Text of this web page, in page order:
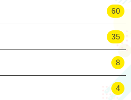
60
35
8
4